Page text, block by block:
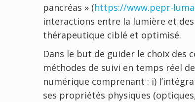
pancréas » (https://www.pepr-
interactions entre la lumière et
thérapeutique ciblé et optimisé.
Dans le but de guider le choix des
méthodes de suivi en temps réel
numérique comprenant : i)
ses propriétés physiques